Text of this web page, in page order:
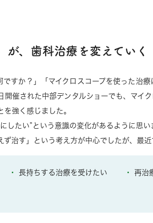
が、歯科治療を変えていく
ですか？」「マイクロスコープを使った治
開催された中部デンタルショーでも、マイ
強く感じました。
したい”という意識の変化があるように思い
治す」という考え方が中心でしたが、最近
長持ちする治療を受けたい 再治